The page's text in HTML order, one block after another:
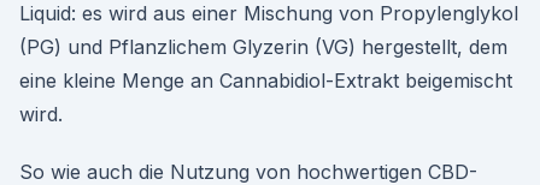
Liquid: es wird aus einer Mischung von Propylenglykol
(PG) und Pflanzlichem Glyzerin (VG) hergestellt, dem
eine kleine Menge an Cannabidiol-Extrakt beigemischt
wird.
So wie auch die Nutzung von hochwertigen CBD-